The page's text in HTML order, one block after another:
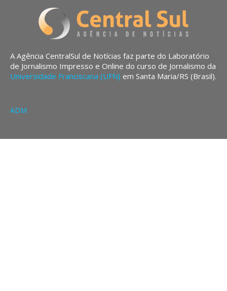
A Agência CentralSul de Notícias faz parte do Laboratório
de Jornalismo Impresso e Online do curso de Jornalismo da
Universidade Franciscana (UFN) em Santa Maria/RS (Brasil).
ADM